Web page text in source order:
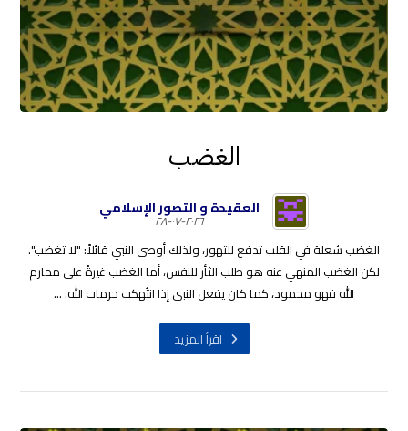
الغضب
العقيدة و التصور الإسلامي
٢٠٢٦-٠٧-٢٨
الغضب شعلة في القلب تدفع للتهور، ولذلك أوصى النبي قائلاً: "لا تغضب".
لكن الغضب المنهي عنه هو طلب الثأر للنفس، أما الغضب غيرةً على محارم
الله فهو محمود، كما كان يفعل النبي إذا انتُهكت حرمات الله. ...
اقرأ المزيد